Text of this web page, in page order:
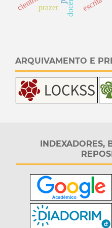
prazer
ARQUIVAMENTO E
INDEXADORES,